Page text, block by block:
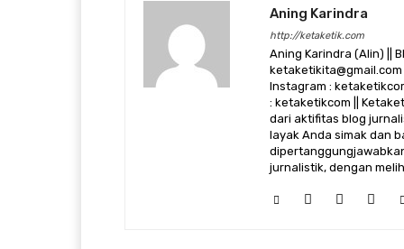
Aning Karindra
http://ketaketik.com
Aning Karindra (Alin) ||
Instagram :
: ketaketikcom ||
dari aktifitas blog
layak Anda simak dan
jurnalistik, dengan